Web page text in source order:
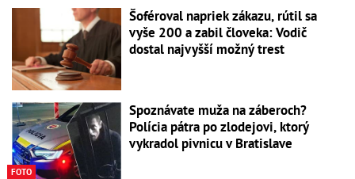
Šoféroval napriek zákazu, rútil sa
vyše 200 a zabil človeka: Vodič
dostal najvyšší možný trest
FOTO
Spoznávate muža na záberoch?
Polícia pátra po zlodejovi, ktorý
vykradol pivnicu v Bratislave